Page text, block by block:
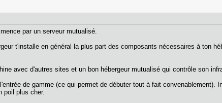
par un serveur mutualisé.
t'installe en général la plus part des composants nécessaires à ton
avec d'autres sites et un bon hébergeur mutualisé qui contrôle son
de gamme (ce qui permet de débuter tout à fait
poil plus cher.